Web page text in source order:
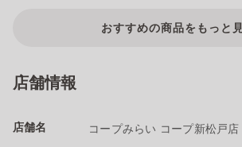
おすすめの商品をもっと
店舗情報
店舗名 コープみらい コープ新松戸店